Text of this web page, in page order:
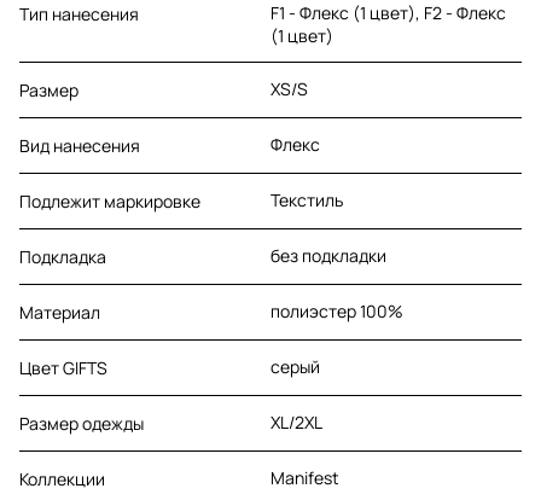
Тип нанесения
F1 - Флекс (1 цвет), F2 - Флекс
(1 цвет)
Размер XS/S
Вид нанесения Флекс
Подлежит маркировке Текстиль
Подкладка без подкладки
Материал полиэстер 100%
Цвет GIFTS серый
Размер одежды XL/2XL
Коллекции Manifest